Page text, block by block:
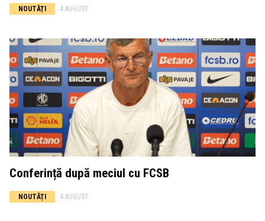
NOUTĂȚI 4 AUGUST
Conferință după meciul cu FCSB
NOUTĂȚI 4 AUGUST